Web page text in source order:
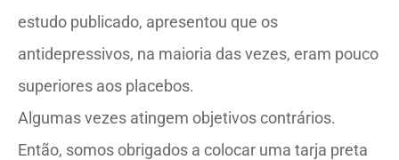
estudo publicado, apresentou que os
antidepressivos, na maioria das vezes, eram pouco
superiores aos placebos.
Algumas vezes atingem objetivos contrários.
Então, somos obrigados a colocar uma tarja preta